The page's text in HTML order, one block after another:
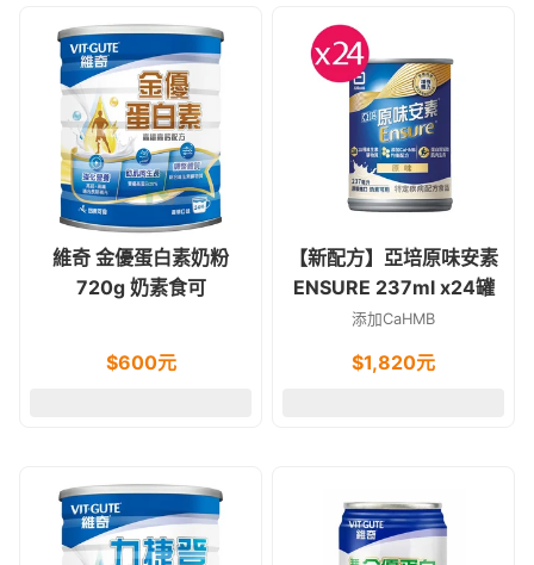
維奇 金優蛋白素奶粉
720g 奶素食可
$600元
【新配方】亞培原味安素
ENSURE 237ml x24罐
添加CaHMB
$1,820元